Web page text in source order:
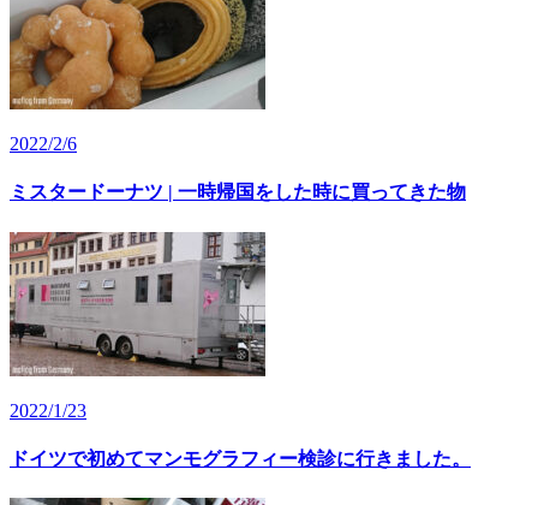
2022/2/6
ミスタードーナツ | 一時帰国をした時に買ってきた物
2022/1/23
ドイツで初めてマンモグラフィー検診に行きました。